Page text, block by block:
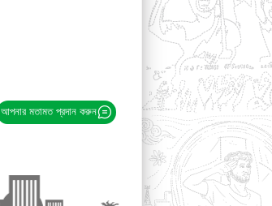
আপনার মতামত প্রদান করুন